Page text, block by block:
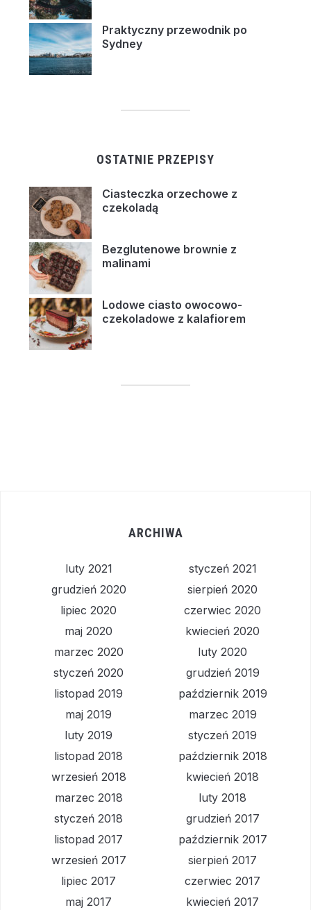
Praktyczny przewodnik po
Sydney
OSTATNIE PRZEPISY
Ciasteczka orzechowe z
czekoladą
Bezglutenowe brownie z
malinami
Lodowe ciasto owocowo-
czekoladowe z kalafiorem
ARCHIWA
luty 2021
styczeń 2021
grudzień 2020
sierpień 2020
lipiec 2020
czerwiec 2020
maj 2020
kwiecień 2020
marzec 2020
luty 2020
styczeń 2020
grudzień 2019
listopad 2019
październik 2019
maj 2019
marzec 2019
luty 2019
styczeń 2019
listopad 2018
październik 2018
wrzesień 2018
kwiecień 2018
marzec 2018
luty 2018
styczeń 2018
grudzień 2017
listopad 2017
październik 2017
wrzesień 2017
sierpień 2017
lipiec 2017
czerwiec 2017
maj 2017
kwiecień 2017